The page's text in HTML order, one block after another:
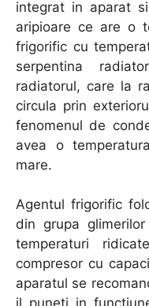
integrat in aparat
aripioare ce are o
frigorific cu
serpentina
radiatorul, care la
circula prin
fenomenul de
avea o
mare.
Agentul frigorific
din grupa
temperaturi
compresor cu
aparatul se
il puneti in